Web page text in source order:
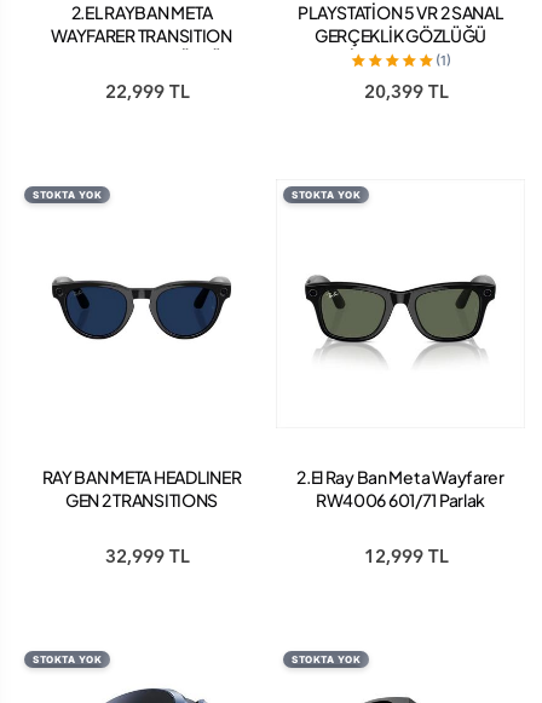
2.EL RAYBAN META
WAYFARER TRANSITION
22,999 TL
PLAYSTATİON 5 VR 2 SANAL
GERÇEKLİK GÖZLÜĞÜ
HORİZON CALL OF THE
MOUNTAİON VR SET
(1)
20,399 TL
STOKTA YOK
RAY BAN META HEADLINER
GEN 2 TRANSITIONS
32,999 TL
STOKTA YOK
2.El Ray Ban Meta Wayfarer
RW4006 601/71 Parlak
Popüler Akıllı Gözlük
12,999 TL
STOKTA YOK STOKTA YOK